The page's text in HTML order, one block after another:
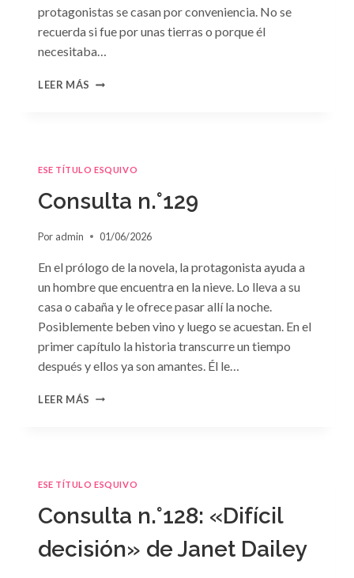
protagonistas se casan por conveniencia. No se
recuerda si fue por unas tierras o porque él
necesitaba…
LEER MÁS CONSULTA
ESE TÍTULO ESQUIVO
Consulta n.°129
Por admin 01/06/2026
En el prólogo de la novela, la protagonista ayuda a
un hombre que encuentra en la nieve. Lo lleva a su
casa o cabaña y le ofrece pasar allí la noche.
Posiblemente beben vino y luego se acuestan. En el
primer capítulo la historia transcurre un tiempo
después y ellos ya son amantes. Él le…
LEER MÁS CONSULTA
ESE TÍTULO ESQUIVO
Consulta n.°128: «Difícil
decisión» de Janet Dailey